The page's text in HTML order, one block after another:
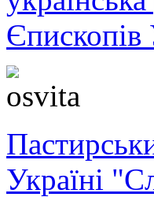
Україні